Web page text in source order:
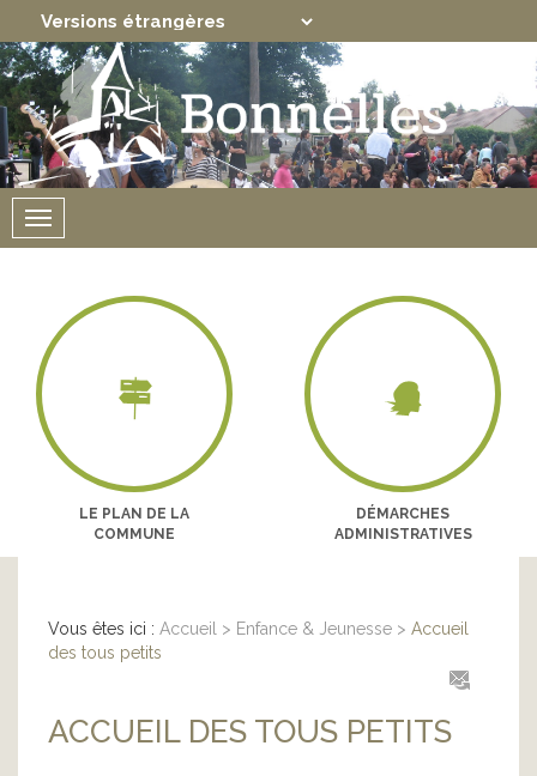
Powered by Translate
Menu
LE PLAN DE LA
COMMUNE
DÉMARCHES
ADMINISTRATIVES
Vous êtes ici : Accueil > Enfance & Jeunesse > Accueil
des tous petits
ACCUEIL DES TOUS PETITS